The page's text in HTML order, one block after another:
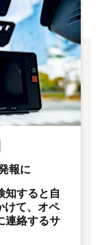
報に
知すると自
けて、オペ
連絡するサ